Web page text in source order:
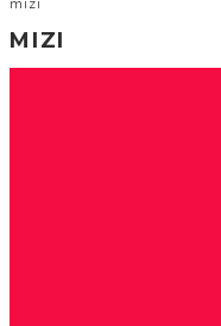
mizi
MIZI